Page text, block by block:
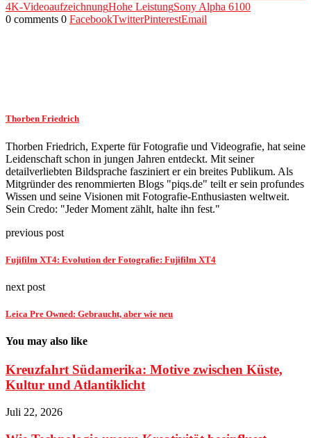
4K-VideoaufzeichnungHohe LeistungSony Alpha 6100
0 comments 0 FacebookTwitterPinterestEmail
Thorben Friedrich
Thorben Friedrich, Experte für Fotografie und Videografie, hat seine
Leidenschaft schon in jungen Jahren entdeckt. Mit seiner
detailverliebten Bildsprache fasziniert er ein breites Publikum. Als
Mitgründer des renommierten Blogs "piqs.de" teilt er sein profundes
Wissen und seine Visionen mit Fotografie-Enthusiasten weltweit.
Sein Credo: "Jeder Moment zählt, halte ihn fest."
previous post
Fujifilm XT4: Evolution der Fotografie: Fujifilm XT4
next post
Leica Pre Owned: Gebraucht, aber wie neu
You may also like
Kreuzfahrt Südamerika: Motive zwischen Küste,
Kultur und Atlantiklicht
Juli 22, 2026